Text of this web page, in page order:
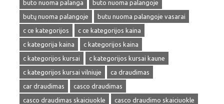
buto nuoma palanga
buto nuoma palangoje
butų nuoma palangoje
butu nuoma palangoje vasarai
c ce kategorijos
c ce kategorijos kaina
c kategorija kaina
c kategorijos kaina
c kategorijos kursai
c kategorijos kursai kaune
c kategorijos kursai vilniuje
ca draudimas
car draudimas
casco draudimas
casco draudimas skaiciuokle
casco draudimo skaiciuokle